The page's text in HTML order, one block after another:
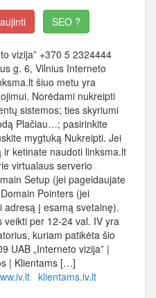
SEO ?
vizija” +370 5 2324444
g. 6, Vilnius Interneto
šiuo metu yra
Norėdami nukreipti
sistemos; ties skyriumi
Plačiau…; pasirinkite
mygtuką Nukreipti. Jei
ketinate naudoti linksma.lt
virtualaus serverio
Setup (jei pageidaujate
Pointers (jei
adresą į esamą svetainę).
per 12-24 val. IV yra
kuriam patikėta šio
UAB „Interneto vizija” |
| Klientams […]
klientams.iv.lt